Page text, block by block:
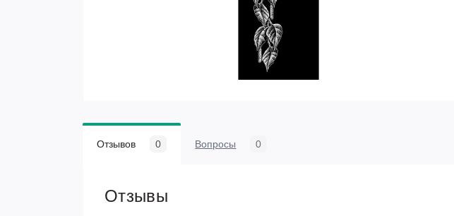
Отзывов 0 Вопросы 0
Отзывы